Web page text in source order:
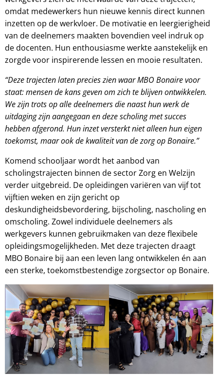
omdat medewerkers hun nieuwe kennis direct kunnen
inzetten op de werkvloer. De motivatie en leergierigheid
van de deelnemers maakten bovendien veel indruk op
de docenten. Hun enthousiasme werkte aanstekelijk en
zorgde voor inspirerende lessen en mooie resultaten.
“Deze trajecten laten precies zien waar MBO Bonaire voor
staat: mensen de kans geven om zich te blijven ontwikkelen.
We zijn trots op alle deelnemers die naast hun werk de
uitdaging zijn aangegaan en deze scholing met succes
hebben afgerond. Hun inzet versterkt niet alleen hun eigen
toekomst, maar ook de kwaliteit van de zorg op Bonaire.”
Komend schooljaar wordt het aanbod van
scholingstrajecten binnen de sector Zorg en Welzijn
verder uitgebreid. De opleidingen variëren van vijf tot
vijftien weken en zijn gericht op
deskundigheidsbevordering, bijscholing, nascholing en
omscholing. Zowel individuele deelnemers als
werkgevers kunnen gebruikmaken van deze flexibele
opleidingsmogelijkheden. Met deze trajecten draagt
MBO Bonaire bij aan een leven lang ontwikkelen én aan
een sterke, toekomstbestendige zorgsector op Bonaire.